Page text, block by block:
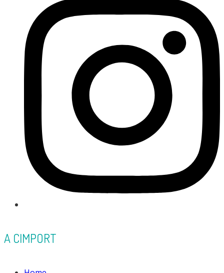
A CIMPORT